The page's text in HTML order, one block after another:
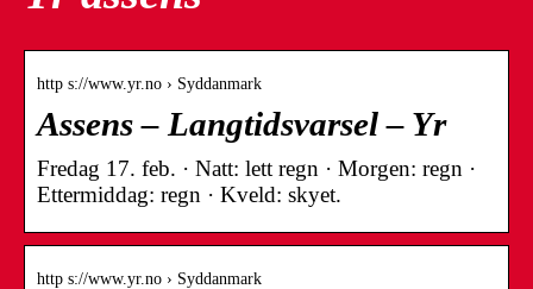
http s://www.yr.no › Syddanmark
Assens – Langtidsvarsel – Yr
Fredag 17. feb. · Natt: lett regn · Morgen: regn ·
Ettermiddag: regn · Kveld: skyet.
http s://www.yr.no › Syddanmark